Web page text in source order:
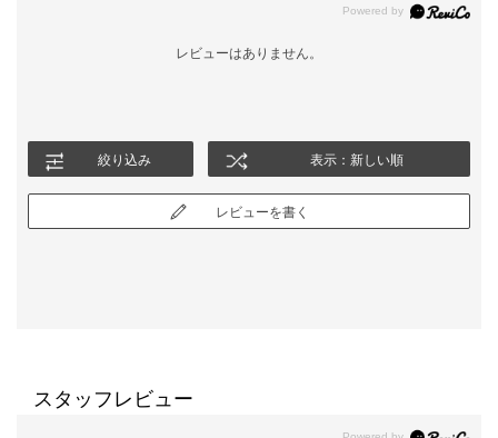
レビューはありません。
絞り込み 表示：新しい順
レビューを書く
スタッフレビュー